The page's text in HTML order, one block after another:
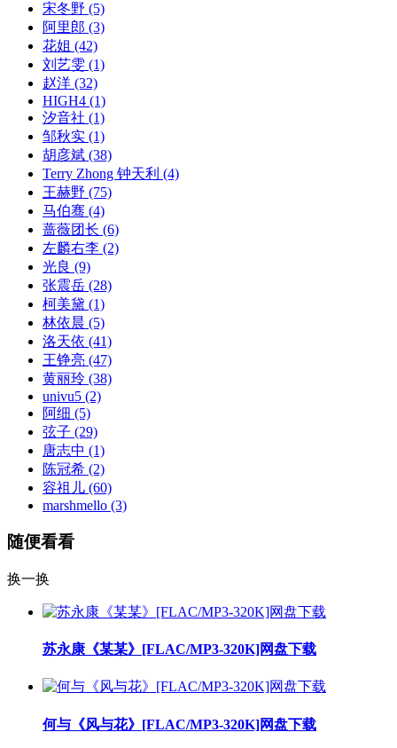
宋冬野 (5)
阿里郎 (3)
花姐 (42)
刘艺雯 (1)
赵洋 (32)
HIGH4 (1)
汐音社 (1)
邹秋实 (1)
胡彦斌 (38)
Terry Zhong 钟天利 (4)
王赫野 (75)
马伯骞 (4)
蔷薇团长 (6)
左麟右李 (2)
光良 (9)
张震岳 (28)
柯美黛 (1)
林依晨 (5)
洛天依 (41)
王铮亮 (47)
黄丽玲 (38)
univu5 (2)
阿细 (5)
弦子 (29)
唐志中 (1)
陈冠希 (2)
容祖儿 (60)
marshmello (3)
随便看看
换一换
苏永康《某某》[FLAC/MP3-320K]网盘下载
何与《风与花》[FLAC/MP3-320K]网盘下载